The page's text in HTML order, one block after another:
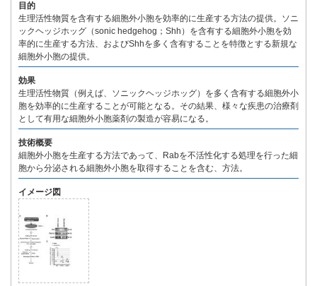
目的
生理活性物質を含有する細胞外小胞を効率的に生産する方法の提供。ソニ
ックヘッジホッグ（sonic hedgehog；Shh）を含有する細胞外小胞を効
率的に生産する方法、およびShhを多く含有することを特徴とする新規な
細胞外小胞の提供。
効果
生理活性物質（例えば、ソニックヘッジホッグ）を多く含有する細胞外小
胞を効率的に生産することが可能となる。その結果、様々な疾患の治療剤
として有用な細胞外小胞薬剤の製造が容易になる。
技術概要
細胞外小胞を生産する方法であって、Rabを不活性化する処理を行った細
胞から分泌される細胞外小胞を取得することを含む、方法。
イメージ図